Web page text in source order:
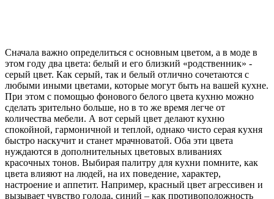
Сначала важно определиться с основным цветом, а в моде в
этом году два цвета: белый и его близкий «родственник» -
серый цвет. Как серый, так и белый отлично сочетаются с
любыми иными цветами, которые могут быть на вашей кухне.
При этом с помощью фонового белого цвета кухню можно
сделать зрительно больше, но в то же время легче от
количества мебели. А вот серый цвет делают кухню
спокойной, гармоничной и теплой, однако чисто серая кухня
быстро наскучит и станет мрачноватой. Оба эти цвета
нуждаются в дополнительных цветовых вливаниях
красочных тонов. Выбирая палитру для кухни помните, как
цвета влияют на людей, на их поведение, характер,
настроение и аппетит. Например, красный цвет агрессивен и
вызывает чувство голода, синий – как противоположность